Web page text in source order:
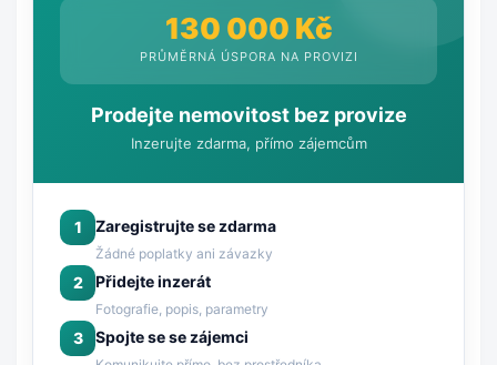
130 000 Kč
PRŮMĚRNÁ ÚSPORA NA PROVIZI
Prodejte nemovitost bez provize
Inzerujte zdarma, přímo zájemcům
1 Zaregistrujte se zdarma
Žádné poplatky ani závazky
2 Přidejte inzerát
Fotografie, popis, parametry
3 Spojte se se zájemci